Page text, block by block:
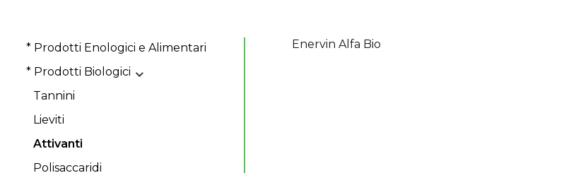
* Prodotti Enologici e Alimentari
* Prodotti Biologici
Tannini
Lieviti
Attivanti
Polisaccaridi
Enervin Alfa Bio